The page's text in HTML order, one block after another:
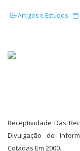
Artigos e Estudos
Receptividade Das
Divulgação de
Cotadas Em 2000.